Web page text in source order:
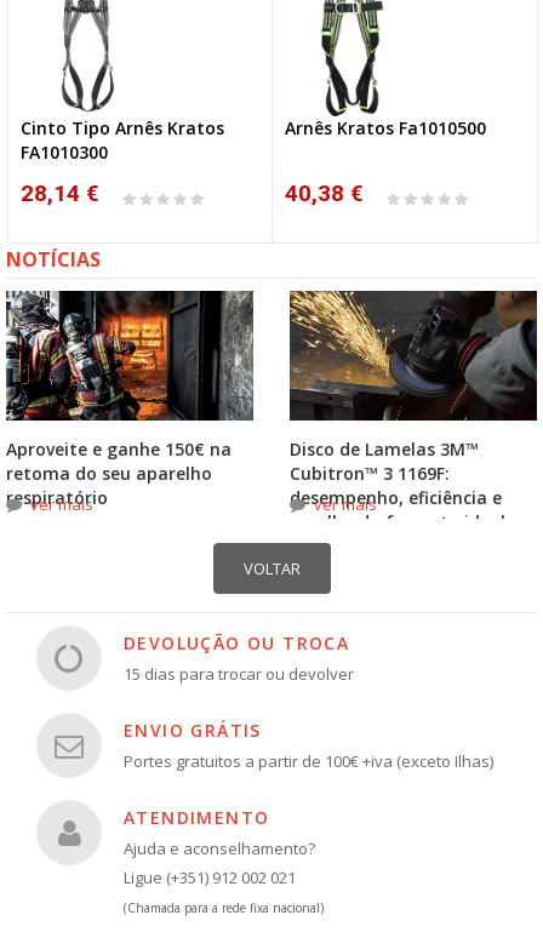
Cinto Tipo Arnês Kratos
FA1010300
28,14 €
Arnês Kratos Fa1010500
40,38 €
NOTÍCIAS
Aproveite e ganhe 150€ na
retoma do seu aparelho
respiratório
ver mais
Disco de Lamelas 3M™
Cubitron™ 3 1169F:
desempenho, eficiência e
escolha do formato ideal
ver mais
DEVOLUÇÃO OU TROCA
15 dias para trocar ou devolver
ENVIO GRÁTIS
Portes gratuitos a partir de 100€ +iva (exceto Ilhas)
ATENDIMENTO
Ajuda e aconselhamento?
Ligue (+351) 912 002 021
(Chamada para a rede fixa nacional)